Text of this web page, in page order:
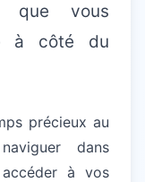
que vous
à côté du
précieux au
dans
à vos